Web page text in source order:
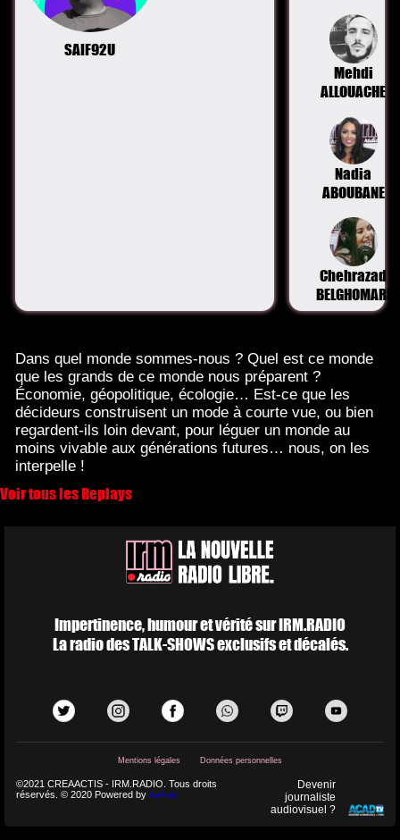
SAIF92U
Mehdi
ALLOUACHE
Nadia
ABOUBANE
Chehrazad
BELGHOMARI
Dans quel monde sommes-nous ? Quel est ce monde
que les grands de ce monde nous préparent ?
Économie, géopolitique, écologie… Est-ce que les
décideurs construisent un mode à courte vue, ou bien
regardent-ils loin devant, pour léguer un monde au
moins vivable aux générations futures… nous, on les
interpelle !
Voir tous les Replays
Impertinence, humour et vérité sur IRM.RADIO
La radio des TALK-SHOWS exclusifs et décalés.
Mentions légales Données personnelles
©2021 CREAACTIS - IRM.RADIO. Tous droits
réservés. © 2020 Powered byAvPush
Devenir
journaliste
audiovisuel ?